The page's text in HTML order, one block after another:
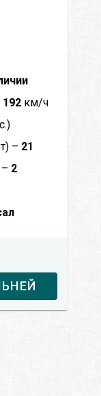
192 км/ч
– 21
2